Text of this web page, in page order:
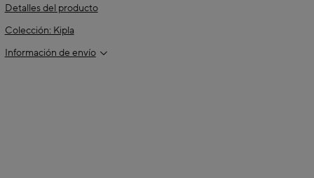
Detalles del producto
Colección: Kipla
Información de envío